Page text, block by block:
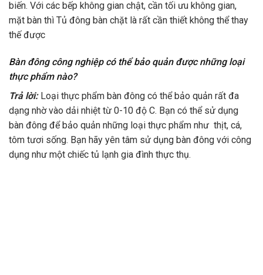
biến. Với các bếp không gian chật, cần tối ưu không gian,
mặt bàn thì Tủ đông bàn chặt là rất cần thiết không thể thay
thế được
Bàn đông công nghiệp có thể bảo quản được những loại
thực phẩm nào?
Trả lời: Loại thực phẩm bàn đông có thể bảo quản rất đa
dạng nhờ vào dải nhiệt từ 0-10 độ C. Bạn có thể sử dụng
bàn đông để bảo quản những loại thực phẩm như thịt, cá,
tôm tươi sống. Bạn hãy yên tâm sử dụng bàn đông với công
dụng như một chiếc tủ lạnh gia đình thực thụ.